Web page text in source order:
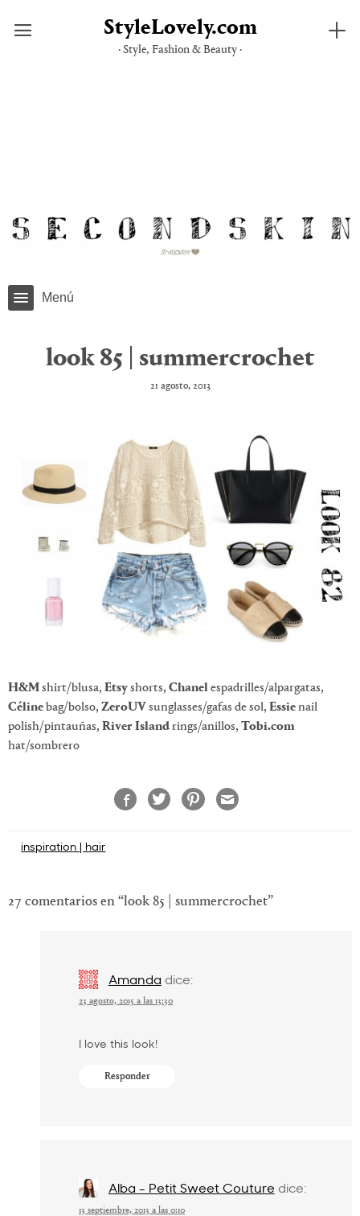
StyleLovely.com
· Style, Fashion & Beauty ·
Menú
look 85 | summercrochet
21 agosto, 2013
H&Mshirt/blusa, Etsyshorts, Chanelespadrilles/alpargatas,
Célinebag/bolso, ZeroUV sunglasses/gafas de sol, Essienail
polish/pintauñas, River Islandrings/anillos, Tobi.com
hat/sombrero
Navegación
entradas
inspiration | hair
27 comentarios en “look 85 | summercrochet”
Amanda dice:
23 agosto, 2015 a las 13:30
I love this look!
Responder
Alba - Petit Sweet Couture dice:
13 septiembre, 2013 a las 0:10